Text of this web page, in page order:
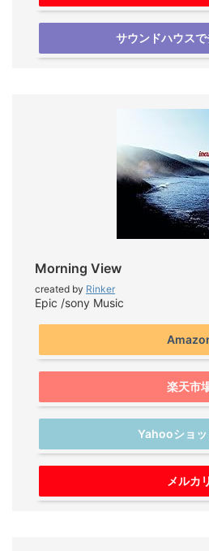
サウンドハウスで
Morning View
created by Rinker
Epic /sony Music
楽天市
Yahooショ
メルカリ